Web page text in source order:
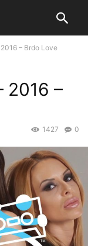
– Brdo Love
2016 –
0
1427